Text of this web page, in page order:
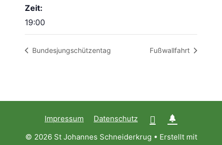
Zeit:
19:00
Bundesjungschützentag Fußwallfahrt
Impressum
Datenschutz
© 2026 St Johannes Schneiderkrug • Erstellt mit